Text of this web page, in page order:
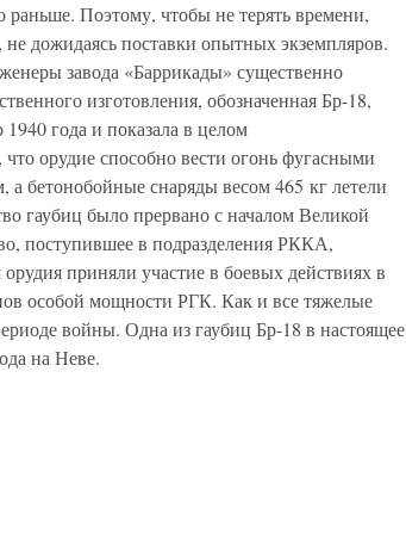
раньше. Поэтому, чтобы не терять времени,
дожидаясь поставки опытных экземпляров.
завода «Баррикады» существенно
изготовления, обозначенная Бр-18,
года и показала в целом
орудие способно вести огонь фугасными
а бетонобойные снаряды весом 465 кг летели
гаубиц было прервано с началом Великой
поступившее в подразделения РККА,
приняли участие в боевых действиях в
особой мощности РГК. Как и все тяжелые
войны. Одна из гаубиц Бр-18 в настоящее
на Неве.